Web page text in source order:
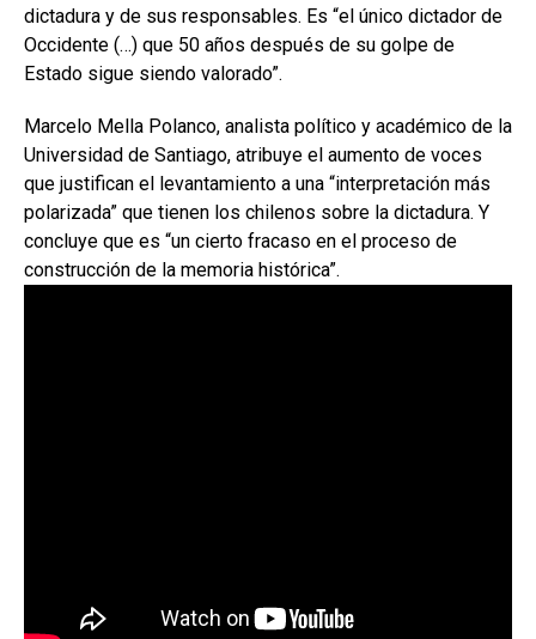
dictadura y de sus responsables. Es “el único dictador de
Occidente (…) que 50 años después de su golpe de
Estado sigue siendo valorado”.
Marcelo Mella Polanco, analista político y académico de la
Universidad de Santiago, atribuye el aumento de voces
que justifican el levantamiento a una “interpretación más
polarizada” que tienen los chilenos sobre la dictadura. Y
concluye que es “un cierto fracaso en el proceso de
construcción de la memoria histórica”.